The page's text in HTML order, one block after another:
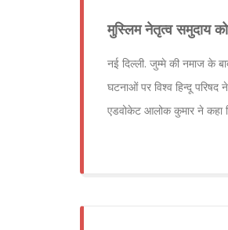
मुस्लिम नेतृत्व समुदाय
नई दिल्ली. जुम्मे की नमाज के
घटनाओं पर विश्व हिन्दू परिषद
एडवोकेट आलोक कुमार ने कहा